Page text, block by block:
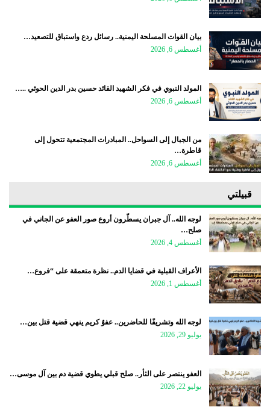
بيان القوات المسلحة اليمنية.. رسائل ردع واستباق للتصعيد…
أغسطس 6, 2026
المولد النبوي في فكر الشهيد القائد حسين بدر الدين الحوثي ..…
أغسطس 6, 2026
من الجبال إلى السواحل.. المبادرات المجتمعية تتحول إلى
قاطرة…
أغسطس 6, 2026
قبيلتي
لوجه الله.. آل جبران يسطّرون أروع صور العفو عن الجاني في
صلح…
أغسطس 4, 2026
الأعراف القبلية في قضايا الدم.. نظرة متعمقة على “فروع…
أغسطس 1, 2026
لوجه الله وتشريفًا للحاضرين.. عفوٌ كريم ينهي قضية قتل بين…
يوليو 29, 2026
العفو ينتصر على الثأر.. صلح قبلي يطوي قضية دم بين آل موسى…
يوليو 22, 2026